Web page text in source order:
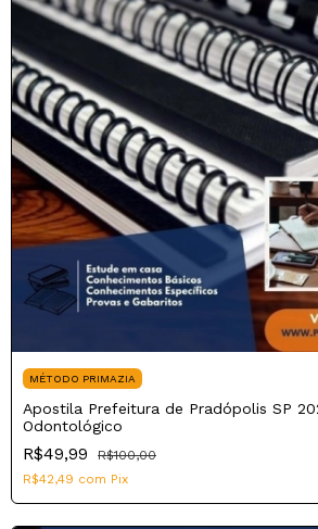
MÉTODO PRIMAZIA
Apostila Prefeitura de Pradópolis SP
Odontológico
R$49,99
R$100,00
R$42,49 com Pix